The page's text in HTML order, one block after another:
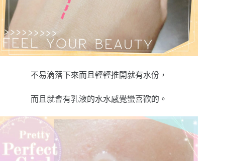
不易滴落下來而且輕輕推開就有水份，
而且就會有乳液的水水感覺蠻喜歡的。